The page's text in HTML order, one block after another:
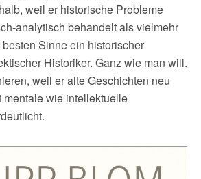
weil er historische Probleme
analytisch behandelt als vielmehr
Sinne ein historischer
Historiker. Ganz wie man will.
weil er alte Geschichten neu
mentale wie intellektuelle